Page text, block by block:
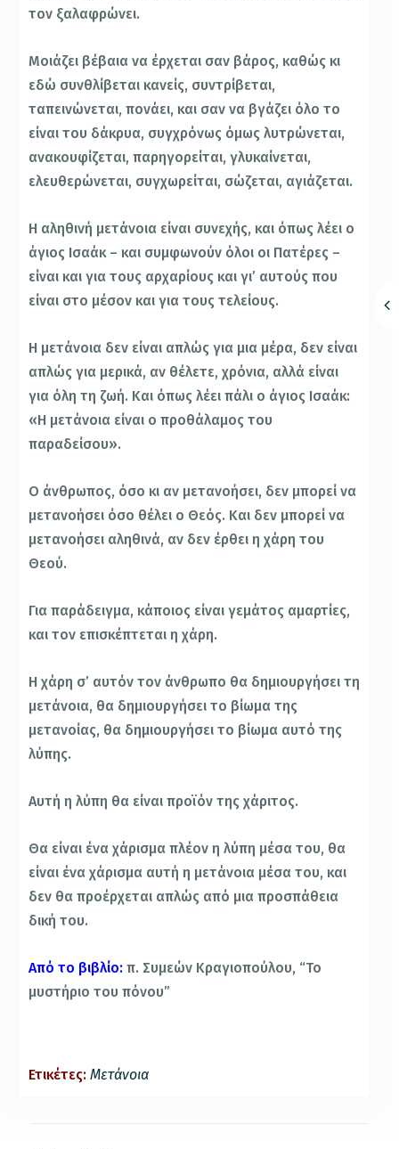
τον ξαλαφρώνει.
Μοιάζει βέβαια να έρχεται σαν βάρος, καθώς κι
εδώ συνθλίβεται κανείς, συντρίβεται,
ταπεινώνεται, πονάει, και σαν να βγάζει όλο το
είναι του δάκρυα, συγχρόνως όμως λυτρώνεται,
ανακουφίζεται, παρηγορείται, γλυκαίνεται,
ελευθερώνεται, συγχωρείται, σώζεται, αγιάζεται.
Η αληθινή μετάνοια είναι συνεχής, και όπως λέει ο
άγιος Ισαάκ – και συμφωνούν όλοι οι Πατέρες –
είναι και για τους αρχαρίους και γι’ αυτούς που
είναι στο μέσον και για τους τελείους.
Η μετάνοια δεν είναι απλώς για μια μέρα, δεν είναι
απλώς για μερικά, αν θέλετε, χρόνια, αλλά είναι
για όλη τη ζωή. Και όπως λέει πάλι ο άγιος Ισαάκ:
«Η μετάνοια είναι ο προθάλαμος του
παραδείσου».
Ο άνθρωπος, όσο κι αν μετανοήσει, δεν μπορεί να
μετανοήσει όσο θέλει ο Θεός. Και δεν μπορεί να
μετανοήσει αληθινά, αν δεν έρθει η χάρη του
Θεού.
Για παράδειγμα, κάποιος είναι γεμάτος αμαρτίες,
και τον επισκέπτεται η χάρη.
Η χάρη σ’ αυτόν τον άνθρωπο θα δημιουργήσει τη
μετάνοια, θα δημιουργήσει το βίωμα της
μετανοίας, θα δημιουργήσει το βίωμα αυτό της
λύπης.
Αυτή η λύπη θα είναι προϊόν της χάριτος.
Θα είναι ένα χάρισμα πλέον η λύπη μέσα του, θα
είναι ένα χάρισμα αυτή η μετάνοια μέσα του, και
δεν θα προέρχεται απλώς από μια προσπάθεια
δική του.
Από το βιβλίο: π. Συμεών Κραγιοπούλου, “Το
μυστήριο του πόνου”
Ετικέτες: Μετάνοια